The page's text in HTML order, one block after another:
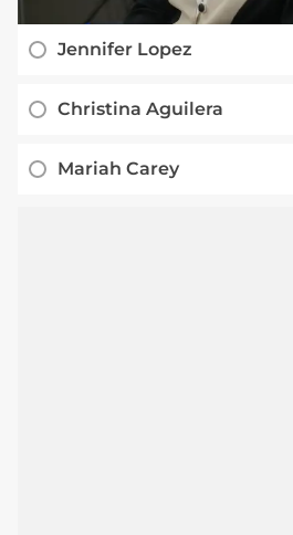
Jennifer Lopez
Christina Aguilera
Mariah Carey